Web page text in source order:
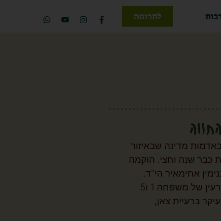
לתרומה
מדינה שבאיזור
כבר שנה וחצי. הוקמה
אחימאיר הי"ד.
כיום גרים בחווה גרעין של משפחה 1 ו5
ברעיית צאן,